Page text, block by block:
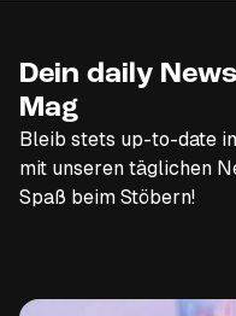
Dein daily
Mag
Bleib stets up-to-date
mit unseren täglichen
Spaß beim Stöbern!